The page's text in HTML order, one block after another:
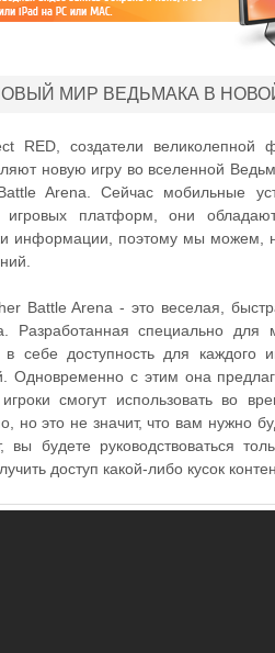
МИР ВЕДЬМАКА В НОВОЙ
RED, создатели
новую игру во вселенной
Arena. Сейчас мобильные
игровых платформ, они
информации, поэтому мы можем,
Battle Arena - это веселая,
Разработанная специально
в себе доступность для каждого
Одновременно с этим она
смогут использовать во
но это не значит, что вам нужно
вы будете руководствоваться
доступ какой-либо кусок